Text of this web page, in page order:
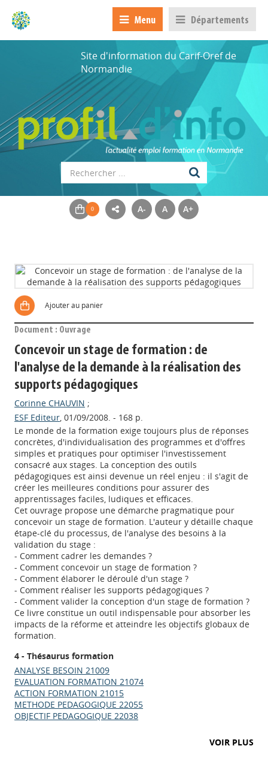
Menu Départements
Site d'information du Carif-Oref de
Normandie
A- A A+
Ajouter au panier
Document : Ouvrage
Concevoir un stage de formation : de
l'analyse de la demande à la réalisation des
supports pédagogiques
Corinne CHAUVIN ;
ESF Editeur, 01/09/2008. - 168 p.
Le monde de la formation exige toujours plus de réponses
concrètes, d'individualisation des programmes et d'offres
simples et pratiques pour optimiser l'investissement
consacré aux stages. La conception des outils
pédagogiques est ainsi devenue un réel enjeu : il s'agit de
créer les meilleures conditions pour assurer des
apprentissages faciles, ludiques et efficaces.
Cet ouvrage propose une démarche pragmatique pour
concevoir un stage de formation. L'auteur y détaille chaque
étape-clé du processus, de l'analyse des besoins à la
validation du stage :
- Comment cadrer les demandes ?
- Comment concevoir un stage de formation ?
- Comment élaborer le déroulé d'un stage ?
- Comment réaliser les supports pédagogiques ?
- Comment valider la conception d'un stage de formation ?
Ce livre constitue un outil indispensable pour absorber les
impacts de la réforme et atteindre les objectifs globaux de
formation.
4 - Thésaurus formation
ANALYSE BESOIN 21009
EVALUATION FORMATION 21074
ACTION FORMATION 21015
METHODE PEDAGOGIQUE 22055
OBJECTIF PEDAGOGIQUE 22038
VOIR PLUS